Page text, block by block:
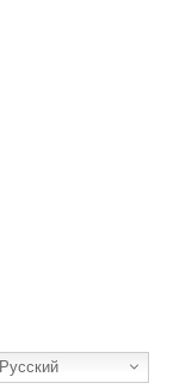
Русский